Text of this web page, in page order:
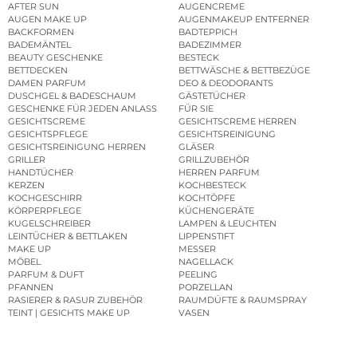
AFTER SUN
AUGENCREME
AUGEN MAKE UP
AUGENMAKEUP ENTFERNER
BACKFORMEN
BADTEPPICH
BADEMÄNTEL
BADEZIMMER
BEAUTY GESCHENKE
BESTECK
BETTDECKEN
BETTWÄSCHE & BETTBEZÜGE
DAMEN PARFUM
DEO & DEODORANTS
DUSCHGEL & BADESCHAUM
GÄSTETÜCHER
GESCHENKE FÜR JEDEN ANLASS
FÜR SIE
GESICHTSCREME
GESICHTSCREME HERREN
GESICHTSPFLEGE
GESICHTSREINIGUNG
GESICHTSREINIGUNG HERREN
GLÄSER
GRILLER
GRILLZUBEHÖR
HANDTÜCHER
HERREN PARFUM
KERZEN
KOCHBESTECK
KOCHGESCHIRR
KOCHTÖPFE
KÖRPERPFLEGE
KÜCHENGERÄTE
KUGELSCHREIBER
LAMPEN & LEUCHTEN
LEINTÜCHER & BETTLAKEN
LIPPENSTIFT
MAKE UP
MESSER
MÖBEL
NAGELLACK
PARFUM & DUFT
PEELING
PFANNEN
PORZELLAN
RASIERER & RASUR ZUBEHÖR
RAUMDÜFTE & RAUMSPRAY
TEINT | GESICHTS MAKE UP
VASEN